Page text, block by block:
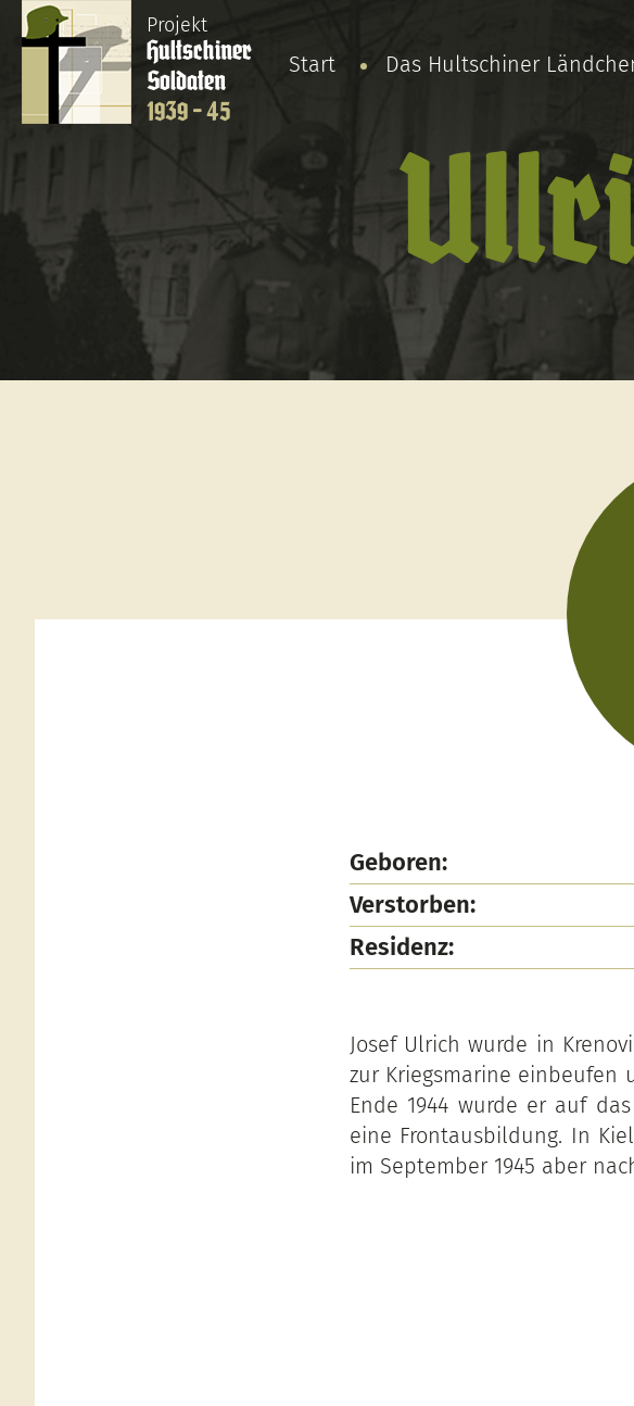
Projekt
Hultschiner
Soldaten
1939 - 45
Start Das Hultschiner
Geboren:
Verstorben:
Residenz:
Josef Ulrich wurde in
zur Kriegsmarine einbeufen
Ende 1944 wurde er auf
eine Frontausbildung. In
im September 1945 aber